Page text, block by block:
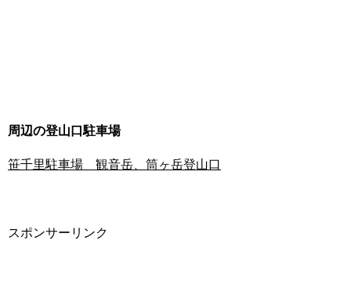
周辺の登山口駐車場
笹千里駐車場 観音岳、筒ヶ岳登山口
スポンサーリンク